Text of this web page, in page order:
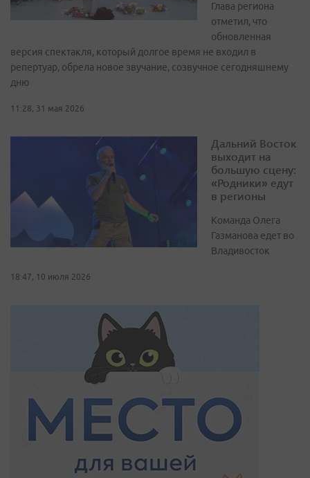
Глава региона
отметил, что
обновленная
версия спектакля, который долгое время не входил в
репертуар, обрела новое звучание, созвучное сегодняшнему
дню
11:28, 31 мая 2026
Дальний Восток
выходит на
большую сцену:
«Родники» едут
в регионы
Команда Олега
Газманова едет во
Владивосток
18:47, 10 июля 2026